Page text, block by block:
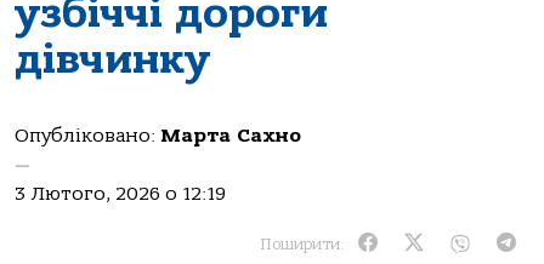
узбіччі дороги
дівчинку
Опубліковано: Марта Сахно
—
3 Лютого, 2026 о 12:19
Поширити: